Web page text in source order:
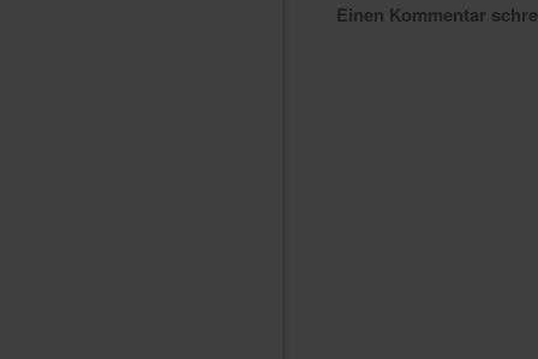
Einen Kommentar